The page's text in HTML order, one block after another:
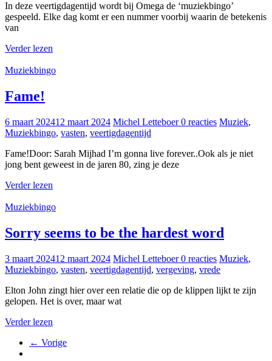
In deze veertigdagentijd wordt bij Omega de ‘muziekbingo’
gespeeld. Elke dag komt er een nummer voorbij waarin de betekenis
van
Verder lezen
Muziekbingo
Fame!
6 maart 202412 maart 2024 Michel Letteboer0 reacties Muziek,
Muziekbingo, vasten, veertigdagentijd
Fame!Door: Sarah Mijhad I’m gonna live forever..Ook als je niet
jong bent geweest in de jaren 80, zing je deze
Verder lezen
Muziekbingo
Sorry seems to be the hardest word
3 maart 202412 maart 2024 Michel Letteboer0 reacties Muziek,
Muziekbingo, vasten, veertigdagentijd, vergeving, vrede
Elton John zingt hier over een relatie die op de klippen lijkt te zijn
gelopen. Het is over, maar wat
Verder lezen
← Vorige